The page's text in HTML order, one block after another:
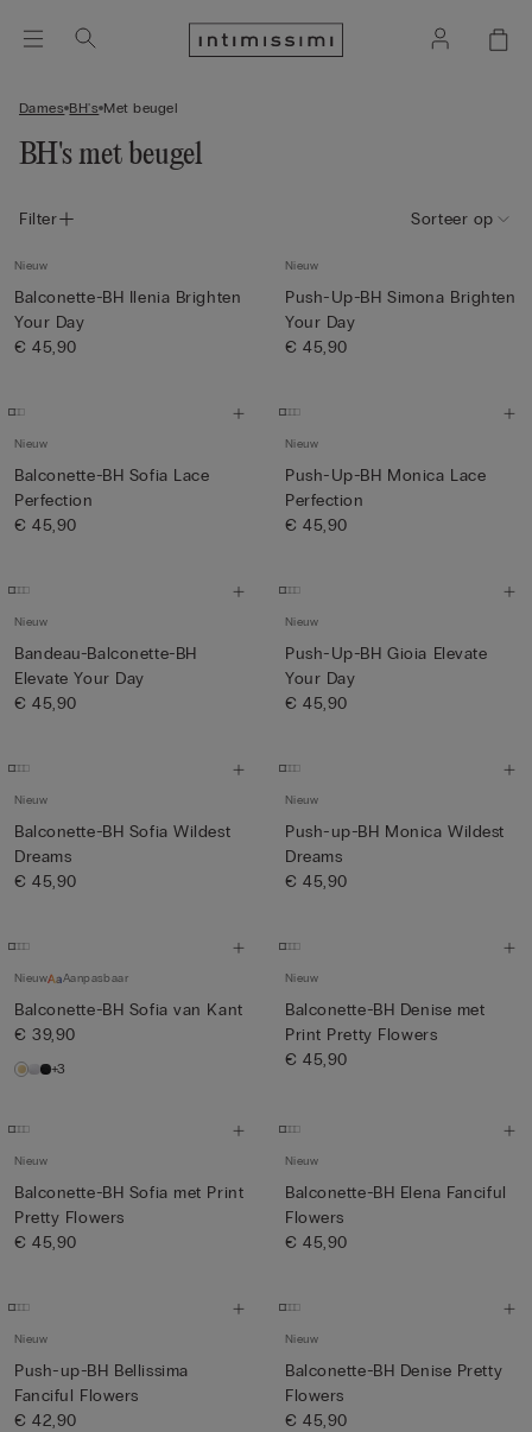
Dames BH's Met beugel
BH's met beugel
Filter Sorteer op
Nieuw
Balconette-BH Ilenia Brighten
Your Day
€ 45,90
Nieuw
Push-Up-BH Simona Brighten
Your Day
€ 45,90
Nieuw
Balconette-BH Sofia Lace
Perfection
€ 45,90
Nieuw
Push-Up-BH Monica Lace
Perfection
€ 45,90
Nieuw
Bandeau-Balconette-BH
Elevate Your Day
€ 45,90
Nieuw
Push-Up-BH Gioia Elevate
Your Day
€ 45,90
Nieuw
Balconette-BH Sofia Wildest
Dreams
€ 45,90
Nieuw
Push-up-BH Monica Wildest
Dreams
€ 45,90
Nieuw Aanpasbaar
Balconette-BH Sofia van Kant
€ 39,90
+3
Nieuw
Balconette-BH Denise met
Print Pretty Flowers
€ 45,90
Nieuw
Balconette-BH Sofia met Print
Pretty Flowers
€ 45,90
Nieuw
Balconette-BH Elena Fanciful
Flowers
€ 45,90
Nieuw
Push-up-BH Bellissima
Fanciful Flowers
€ 42,90
Nieuw
Balconette-BH Denise Pretty
Flowers
€ 45,90